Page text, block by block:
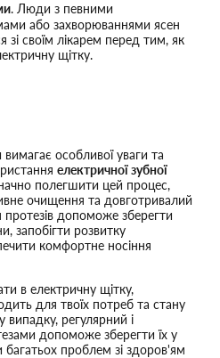
. Люди з певними
або захворюваннями ясен
зі своїм лікарем перед тим, як
щітку.
особливої уваги та
електричної зубної
полегшити цей процес,
очищення та довготривалий
допоможе зберегти
запобігти розвитку
комфортне носіння
в електричну щітку,
для твоїх потреб та стану
регулярний і
допоможе зберегти їх у
багатьох проблем зі здоров'ям